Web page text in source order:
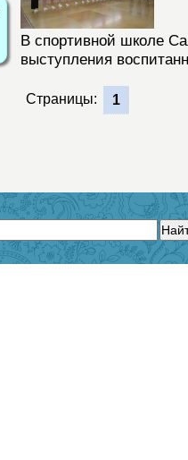
В спортивной школе
выступления
Страницы: 1